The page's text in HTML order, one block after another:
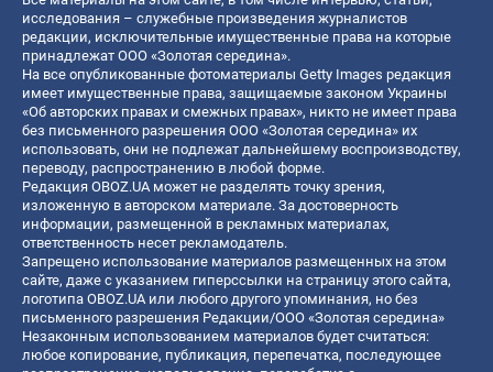
исследования – служебные произведения журналистов
редакции, исключительные имущественные права на которые
принадлежат ООО «Золотая середина».
На все опубликованные фотоматериалы Getty Images редакция
имеет имущественные права, защищаемые законом Украины
«Об авторских правах и смежных правах», никто не имеет права
без письменного разрешения ООО «Золотая середина» их
использовать, они не подлежат дальнейшему воспроизводству,
переводу, распространению в любой форме.
Редакция OBOZ.UA может не разделять точку зрения,
изложенную в авторском материале. За достоверность
информации, размещенной в рекламных материалах,
ответственность несет рекламодатель.
Запрещено использование материалов размещенных на этом
сайте, даже с указанием гиперссылки на страницу этого сайта,
логотипа OBOZ.UA или любого другого упоминания, но без
письменного разрешения Редакции/ООО «Золотая середина»
Незаконным использованием материалов будет считаться:
любое копирование, публикация, перепечатка, последующее